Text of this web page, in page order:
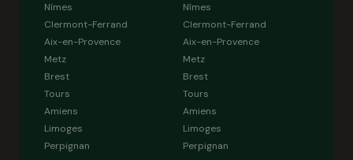
Nîmes
Clermont-Ferrand
Aix-en-Provence
Metz
Brest
Tours
Amiens
Limoges
Perpignan
Nîmes
Clermont-Ferrand
Aix-en-Provence
Metz
Brest
Tours
Amiens
Limoges
Perpignan